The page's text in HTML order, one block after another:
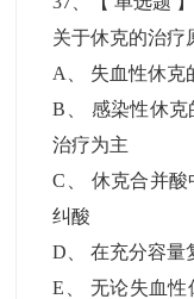
关于休克的治疗
A
失血性休克
B
感染性休克
治疗为主
C
休克合并酸
纠酸
D 、在充分容量
E
无论失血性